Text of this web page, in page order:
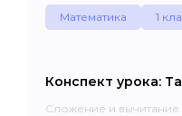
Математика 1
Конспект урока:
Сложение и вычитание